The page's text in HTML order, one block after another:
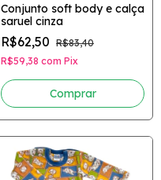
Conjunto soft body e calça
saruel cinza
R$62,50 R$83,40
R$59,38 com Pix
Comprar